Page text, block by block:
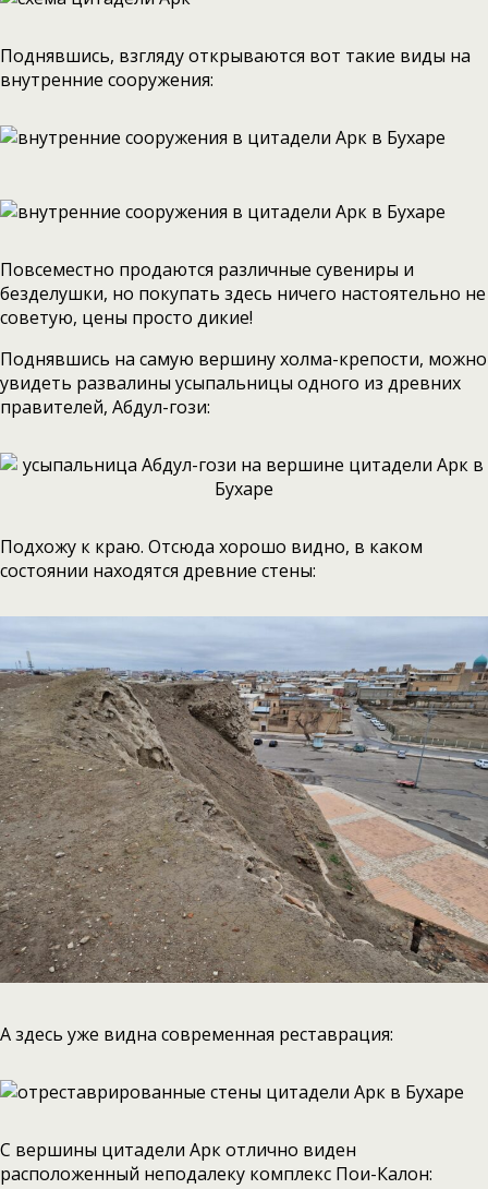
Поднявшись, взгляду открываются вот такие виды на
внутренние сооружения:
Повсеместно продаются различные сувениры и
безделушки, но покупать здесь ничего настоятельно не
советую, цены просто дикие!
Поднявшись на самую вершину холма-крепости, можно
увидеть развалины усыпальницы одного из древних
правителей, Абдул-гози:
Подхожу к краю. Отсюда хорошо видно, в каком
состоянии находятся древние стены:
А здесь уже видна современная реставрация:
С вершины цитадели Арк отлично виден
расположенный неподалеку комплекс Пои-Калон: